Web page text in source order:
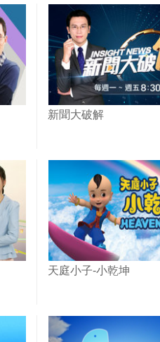
新聞大破解
天庭小子-小乾坤